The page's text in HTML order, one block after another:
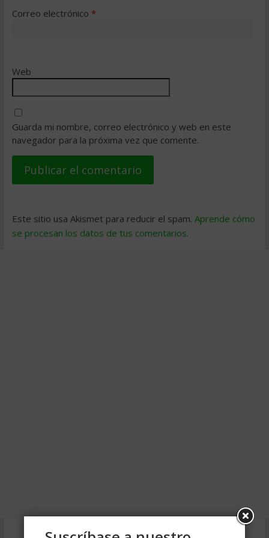
Correo electrónico *
Web
Guarda mi nombre, correo electrónico y web en este
navegador para la próxima vez que comente.
Este sitio usa Akismet para reducir el spam. Aprende cómo
se procesan los datos de tus comentarios.